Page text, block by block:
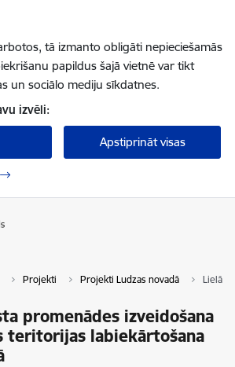
tā izmanto obligāti nepieciešamās
papildus šajā vietnē var tikt
un sociālo mediju sīkdatnes.
izvēli:
Apstiprināt visas
Projekti Projekti Ludzas novadā Lielā
promenādes izveidošana
teritorijas labiekārtošana